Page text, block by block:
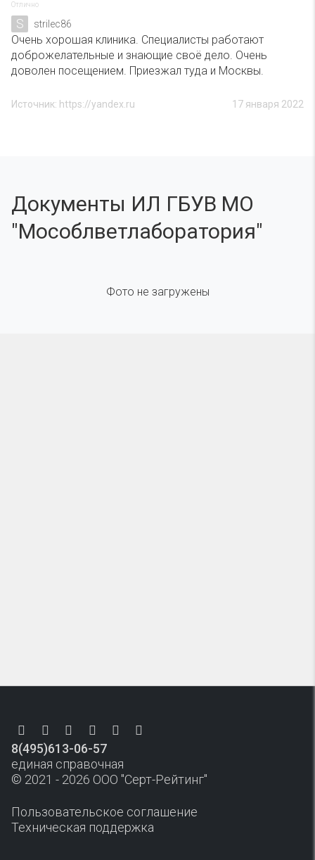
Отлично
S strilec86
Очень хорошая клиника. Специалисты работают
доброжелательные и знающие своё дело. Очень
доволен посещением. Приезжал туда и Москвы.
17 января 2022
Источник: https://yandex.ru
Документы ИЛ ГБУВ МО
"Мособлветлаборатория"
Фото не загружены
8(495)613-06-57
единая справочная
© 2021 - 2026 ООО "Серт-Рейтинг"
Пользовательское соглашение
Техническая поддержка